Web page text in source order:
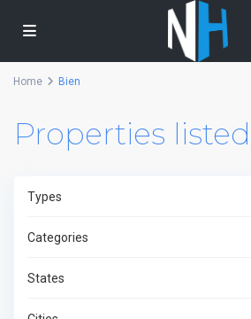
Home Bien
Properties
Types
Categories
States